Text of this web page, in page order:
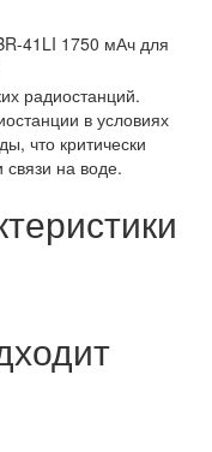
41LI 1750 мАч для
радиостанций.
в условиях
что критически
связи на воде.